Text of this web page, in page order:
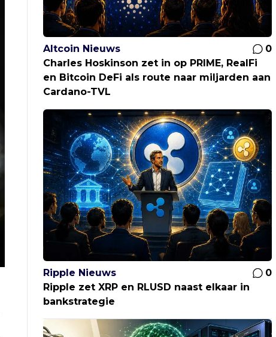
Altcoin Nieuws
0
Charles Hoskinson zet in op PRIME, RealFi
en Bitcoin DeFi als route naar miljarden aan
Cardano-TVL
Ripple Nieuws
0
Ripple zet XRP en RLUSD naast elkaar in
bankstrategie